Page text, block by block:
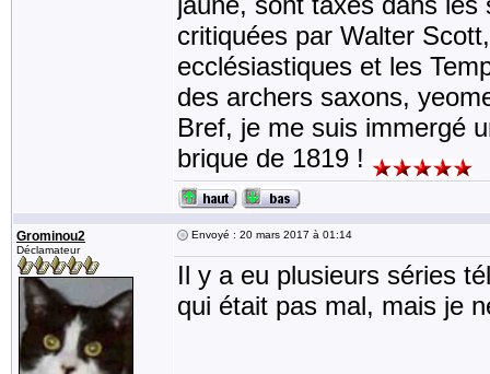
critiquées par Walter
ecclésiastiques et les
des archers saxons,
Bref, je me suis immergé
brique de 1819 !
Grominou2
Déclamateur
Envoyé : 20 mars 2017 à 01:14
Il y a eu plusieurs séries
qui était pas mal, mais je